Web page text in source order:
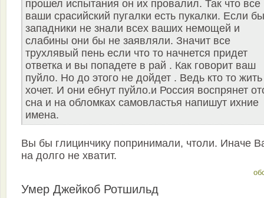
прошел испытания он их провалил. Так что все
ваши срасийский пугалки есть пукалки. Если бы
западники не знали всех ваших немощей и
слабины они бы не заявляли. Значит все
трухлявый пень если что то начнется придет
ответка и вы попадете в рай . Как говорит ваш
пуйло. Но до этого не дойдет . Ведь кто то жить
хочет. И они ебнут пуйло.и Россия воспрянет
сна и на обломках самовластья напишут ихние
имена.
Вы бы глицинчику попринимали, чтоли. Иначе
на долго не хватит.
Умер Джейкоб Ротшильд